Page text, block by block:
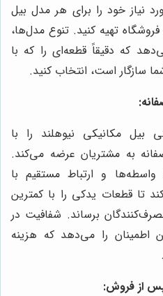
نیاز خود را برای هر مدل بیل
فروشگاه تهیه کنید. تنوع مدل‌ها،
که دقیقاً قطعه‌ای را که با
سازگار است، انتخاب کنید.
بیل مکانیکی نیوهلند را با
به مشتریان عرضه می‌کند.
و ارتباط مستقیم با
تا قطعات یدکی را با کمترین
برساند. شفافیت در
اطمینان را می‌دهد که هزینه
پس از فروش: